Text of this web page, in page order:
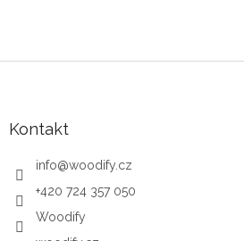
Kontakt
info@woodify.cz
+420 724 357 050
Woodify